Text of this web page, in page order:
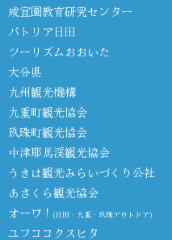
咸宜園教育研究センター
パトリア日田
ツーリズムおおいた
大分県
九州観光機構
九重町観光協会
玖珠町観光協会
中津耶馬渓観光協会
うきは観光みらいづくり公社
あさくら観光協会
オーワ！ (日田・九重・玖珠アウトドア)
ユフココクスヒタ